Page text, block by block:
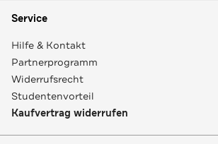
Service
Hilfe & Kontakt
Partnerprogramm
Widerrufsrecht
Studentenvorteil
Kaufvertrag widerrufen